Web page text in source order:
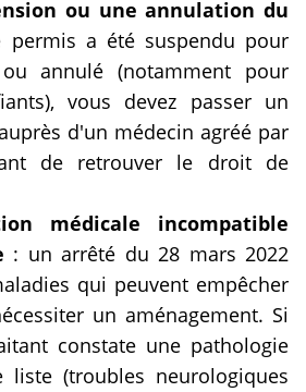
ou une annulation du
permis a été suspendu pour
annulé (notamment pour
vous devez passer un
d'un médecin agréé par
de retrouver le droit de
médicale incompatible
: un arrêté du 28 mars 2022
qui peuvent empêcher
un aménagement. Si
constate une pathologie
(troubles neurologiques